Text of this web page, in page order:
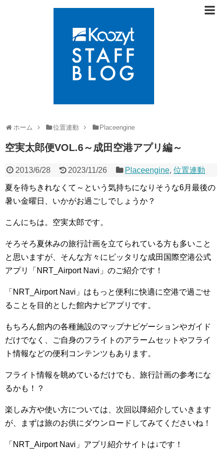
ホーム 位置連動 Placeengine
空実太郎便VOL.6～成田空港アプリ編～
2013/6/28 2023/11/26 Placeengine,位置連動
夏を待ちきれなくて～という気持ちになりそうな6月最後の
暑い金曜日、いかがお過ごしでしょうか？
こんにちは。空実太郎です。
そろそろ夏休みの旅行計画を立てられている方も多いこと
と思いますが、そんな方々にピッタリな成田国際空港公式
アプリ「NRT_Airport Navi」のご紹介です！
「NRT_Airport Navi」はもっと便利に快適に空港で過ごせ
ることを目的とした館内ナビアプリです。
もちろん館内の各種施設のマップナビゲーションやガイド
だけでなく、ご自身のフライトのアラームセットやフライ
ト情報などの便利コンテンツもあります。
フライト情報を眺めているだけでも、旅行計画の参考にな
るかも！？
楽しみ方や使い方については、次回以降紹介していきます
が、まずは旅のお供にダウンロードしてみてくださいね！
「NRT_Airport Navi」アプリ紹介サイトは↓です！